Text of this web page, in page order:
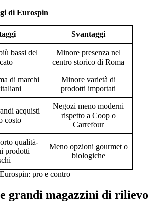
di Eurospin
Svantaggi
bassi del
Minore presenza nel
centro storico di Roma
di marchi
Minore varietà di
prodotti importati
acquisti
costo
Negozi meno moderni
rispetto a Coop o
Carrefour
qualità-
prodotti
Meno opzioni gourmet o
biologiche
pro e contro
grandi magazzini di rilievo